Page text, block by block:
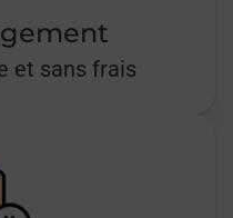
et sans frais